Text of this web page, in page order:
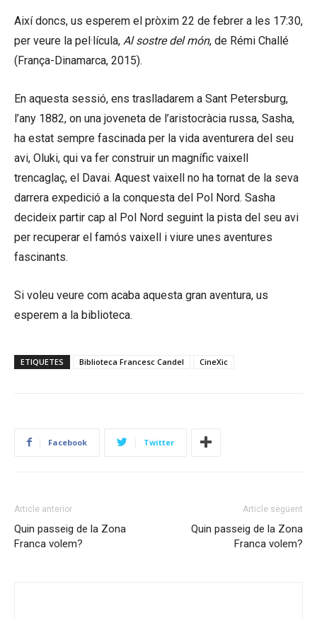
Així doncs, us esperem el pròxim 22 de febrer a les 17:30,
per veure la pel·lícula, Al sostre del món, de Rémi Challé
(França-Dinamarca, 2015).
En aquesta sessió, ens traslladarem a Sant Petersburg,
l’any 1882, on una joveneta de l’aristocràcia russa, Sasha,
ha estat sempre fascinada per la vida aventurera del seu
avi, Oluki, qui va fer construir un magnífic vaixell
trencaglaç, el Davai. Aquest vaixell no ha tornat de la seva
darrera expedició a la conquesta del Pol Nord. Sasha
decideix partir cap al Pol Nord seguint la pista del seu avi
per recuperar el famós vaixell i viure unes aventures
fascinants.
Si voleu veure com acaba aquesta gran aventura, us
esperem a la biblioteca.
ETIQUETES Biblioteca Francesc Candel CineXic
Facebook Twitter
Article anterior
Quin passeig de la Zona
Franca volem?
Article següent
Quin passeig de la Zona
Franca volem?